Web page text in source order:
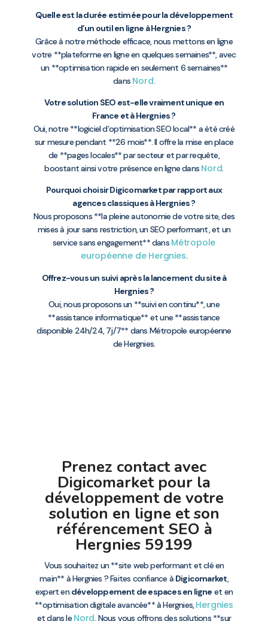
Quelle est la durée estimée pour la développement
d’un outil en ligne à Hergnies ?
Grâce à notre méthode efficace, nous mettons en ligne
votre **plateforme en ligne en quelques semaines**, avec
un **optimisation rapide en seulement 6 semaines**
dans Nord.
Votre solution SEO est-elle vraiment unique en
France et à Hergnies ?
Oui, notre **logiciel d’optimisation SEO local** a été créé
sur mesure pendant **26 mois**. Il offre la mise en place
de **pages locales** par secteur et par requête,
boostant ainsi votre présence en ligne dans Nord.
Pourquoi choisir Digicomarket par rapport aux
agences classiques à Hergnies ?
Nous proposons **la pleine autonomie de votre site, des
mises à jour sans restriction, un SEO performant, et un
service sans engagement** dans Métropole
européenne de Hergnies.
Offrez-vous un suivi après la lancement du site à
Hergnies ?
Oui, nous proposons un **suivi en continu**, une
**assistance informatique** et une **assistance
disponible 24h/24, 7j/7** dans Métropole européenne
de Hergnies.
Prenez contact avec
Digicomarket pour la
développement de votre
solution en ligne et son
référencement SEO à
Hergnies 59199
Vous souhaitez un **site web performant et clé en
main** à Hergnies ? Faites confiance à Digicomarket,
expert endéveloppement de espaces en ligne et en
**optimisation digitale avancée** à Hergnies,Hergnies
et dans le Nord. Nous vous offrons des solutions **sur